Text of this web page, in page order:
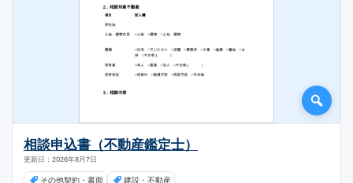
相談申込書（不動産鑑定士）
更新日：2026年8月7日
その他契約・書面 建設・不動産